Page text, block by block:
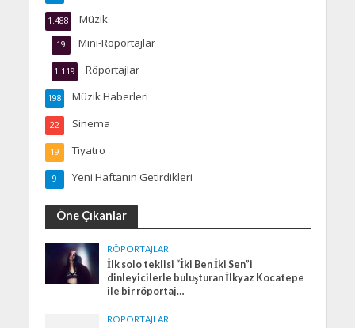
Müzik
1.488
Mini-Röportajlar
19
Röportajlar
1.119
Müzik Haberleri
198
Sinema
22
Tiyatro
19
Yeni Haftanın Getirdikleri
9
Öne Çıkanlar
RÖPORTAJLAR
İlk solo teklisi “İki Ben İki Sen”i
dinleyicilerle buluşturan İlkyaz Kocatepe
ile bir röportaj…
RÖPORTAJLAR